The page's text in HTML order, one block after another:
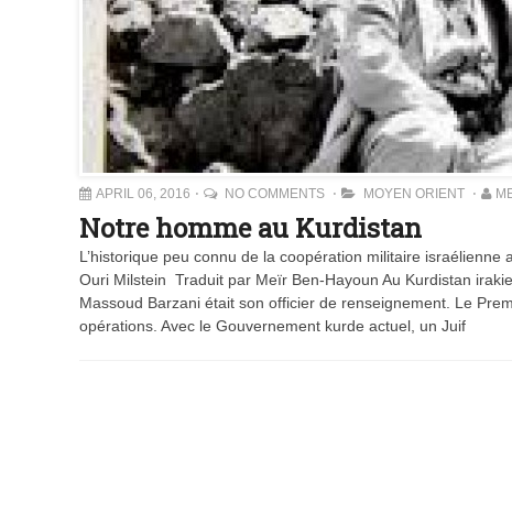
APRIL 06, 2016 NO COMMENTS MOYEN ORIENT
Notre homme au Kurdistan
L’historique peu connu de la coopération militaire
Ouri Milstein Traduit par Meïr Ben-Hayoun Au Kurdistan
Massoud Barzani était son officier de renseignement. Le
opérations. Avec le Gouvernement kurde actuel, un Juif